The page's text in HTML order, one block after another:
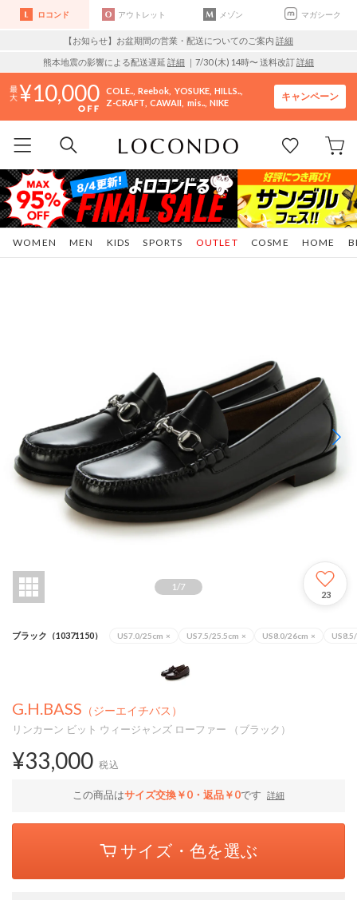
ロコンド アウトレット メゾン マガシーク
【お知らせ】お盆期間の営業・配送についてのご案内 詳細
熊本地震の影響による配送遅延 詳細 ｜7/30 (木) 14時〜 送料改訂詳細
10,000 COLE.. Reebok YOSUKE HILLS..
Z-CRAFT CAWAII mis.. NIKE
キャンペーン
WOMEN MEN KIDS SPORTS COSME HOME
OUTLET
1 /7
23
ブラック（10371150） US7.0/25cm × US7.5/25.5cm × US8.0/26cm ×
G.H.BASS （ジーエイチバス）
リンカーン ビット ウィージャンズ ローファー （ブラック）
¥33,000 税込
この商品はサイズ交換￥0・返品￥0です 詳細
サイズ・色を選ぶ